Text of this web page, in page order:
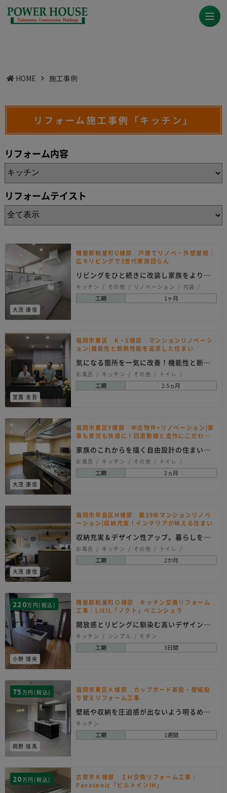
HOME 施工事例
リフォーム施工事例「キッチン」
リフォーム内容
リフォームテイスト
大茂 康信
糟屋郡粕屋町O様邸 戸建てリノベ・外壁屋根｜
広々リビングで3世代家族団らん
リビングをひと続きに改装し家族をより近
く感じる空間へ
キッチン その他 リノベーション
内装
壁工事
外観・屋根 床工事
建具
シンプル
ナチュラル モダン
工期 1ヶ月
堂薗 圭吾
福岡市東区 K・S様邸 マンションリノベーシ
ョン|機能性と断熱性能を追求した住まい
気になる箇所を一気に改善！機能性と断熱
性能を追求したフ…
お風呂 キッチン その他
トイレ
リノベーション
内装 和室 建具
洗面所
玄関
窓 クラシック
シンプル
工期 2.5ヵ月
大茂 康信
福岡市東区Y様邸 中古物件+リノベーション|家
事も育児も快適に！回遊動線と造作にこだわっ
家族のこれからを描く自由設計の住まいづ
くり
お風呂 キッチン その他
トイレ
リノベーション
内装 和室 洗面所
玄関
シンプル
ナチュラル 北欧系 和モダン
工期 2ヵ月
大茂 康信
福岡市早良区M様邸 築39年マンションリノベ
ーション|収納充実！インテリアが映える住まい
収納充実＆デザイン性アップ。暮らしを変
えるマンションリ…
お風呂 キッチン その他
トイレ
リノベーション
内装 壁工事
建具
洗面所
玄関 ヴィンテージ
シンプル
工期 2か月
220万円(税込)
小野 理央
糟屋郡粕屋町Ｏ様邸 キッチン交換リフォーム
工事｜LIXIL「ノクト」ペニンシュラ
開放感とリビングに馴染む高いデザイン性
のLIXIL「ノ…
キッチン シンプル モダン
工期 3日間
75 万円(税込)
岡野 桂馬
福岡市東区Ｋ様邸 カップボード新設・壁紙貼
り替えリフォーム工事
壁紙や収納を圧迫感が出ないよう明るめの
色に統一
キッチン
工期 1週間
20万円(税込)
古賀市Ｋ様邸 ＩＨ交換リフォーム工事｜
Panasonic「ビルトインIH」